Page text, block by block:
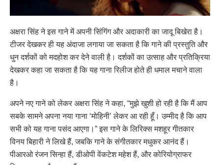
अक्षरा सिंह ने इस गाने में अपनी सिंगिंग और अदाकारी का जादू बिखेरा है।
टीजर देखकर ही यह अंदाजा लगाया जा सकता है कि गाने की प्रस्तुति और
धुन दर्शकों को मदहोश कर देने वाली है। दर्शकों का उत्साह और प्रतिक्रिया
देखकर कहा जा सकता है कि यह गाना रिलीज होते ही धमाल मचाने वाला
है।
अपने नए गाने को लेकर अक्षरा सिंह ने कहा, “मुझे खुशी हो रही है कि मैं आप
सबके सामने अपना नया गाना ‘मोहिनी’ लेकर आ रही हूँ। उम्मीद है कि आप
सभी को यह गाना पसंद आएगा।” इस गाने के लिरिक्स मशहूर गीतकार
विनय बिहारी ने लिखे हैं, जबकि गाने के संगीतकार मधुकर आनंद हैं।
पीआरओ रंजन सिन्हा हैं, डीओपी वेंकटेश महेश हैं, और कोरियोग्राफर